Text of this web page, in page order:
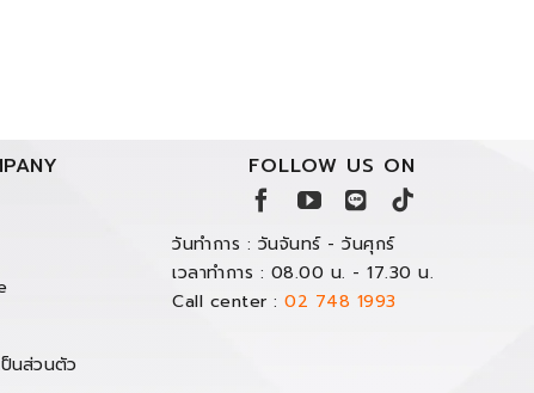
ป็นส่วนตัว
FOLLOW US ON
วันทำการ : วันจันทร์ - วันศุกร์
เวลาทำการ : 08.00 น. - 17.30 น.
Call center :02 748 1993